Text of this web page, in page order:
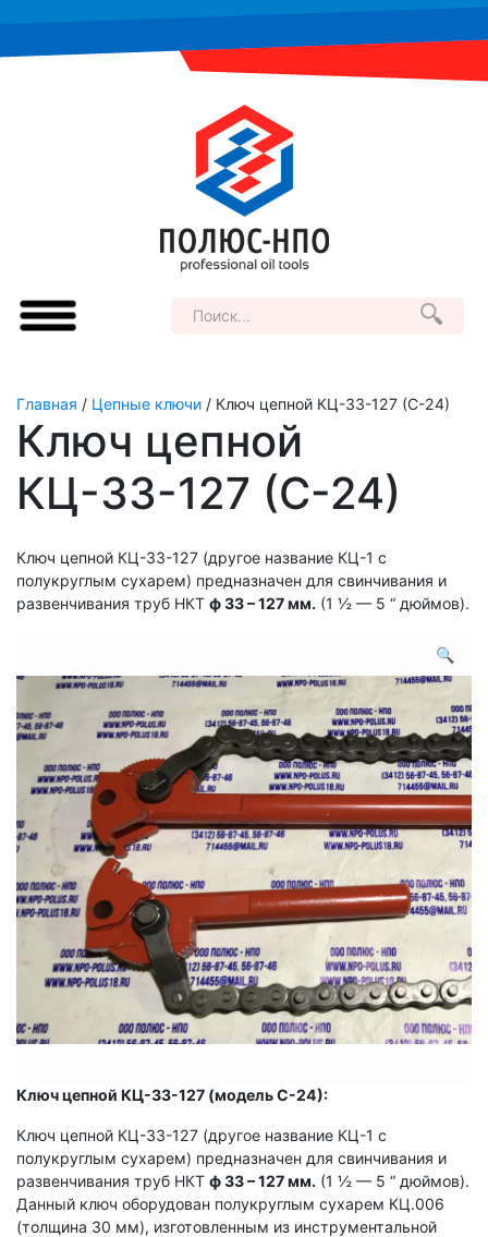
Главная / Цепные ключи / Ключ цепной КЦ-33-127 (С-24)
Ключ цепной
КЦ-33-127 (С-24)
Ключ цепной КЦ-33-127 (другое название КЦ-1 с
полукруглым сухарем) предназначен для свинчивания и
развенчивания труб НКТ ф 33 – 127 мм. (1 ½ — 5 “ дюймов).
🔍
Ключ цепной КЦ-33-127 (модель С-24):
Ключ цепной КЦ-33-127 (другое название КЦ-1 с
полукруглым сухарем) предназначен для свинчивания и
развенчивания труб НКТ ф 33 – 127 мм. (1 ½ — 5 “ дюймов).
Данный ключ оборудован полукруглым сухарем КЦ.006
(толщина 30 мм), изготовленным из инструментальной